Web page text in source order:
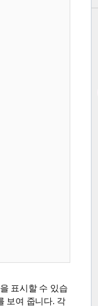
표시할 수 있습
보여 줍니다. 각